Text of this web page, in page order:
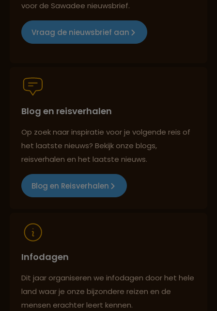
Groepsreizen mét indivuele vrijheid
Persoonlijk en deskundig reisadvies
Best beoordeelde reisroutes
Reizen met oog voor mens, cultuur en milieu
voor de Sawadee nieuwsbrief.
Vraag de nieuwsbrief aan
Blog en reisverhalen
Op zoek naar inspiratie voor je volgende reis of
het laatste nieuws? Bekijk onze blogs,
reisverhalen en het laatste nieuws.
Blog en Reisverhalen
Infodagen
Dit jaar organiseren we infodagen door het hele
land waar je onze bijzondere reizen en de
mensen erachter leert kennen.